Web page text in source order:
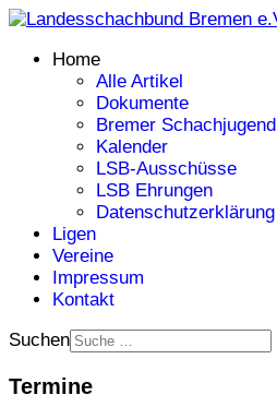
Home
Alle Artikel
Dokumente
Bremer Schachjugend
Kalender
LSB-Ausschüsse
LSB Ehrungen
Datenschutzerklärung
Ligen
Vereine
Impressum
Kontakt
Suchen
Termine